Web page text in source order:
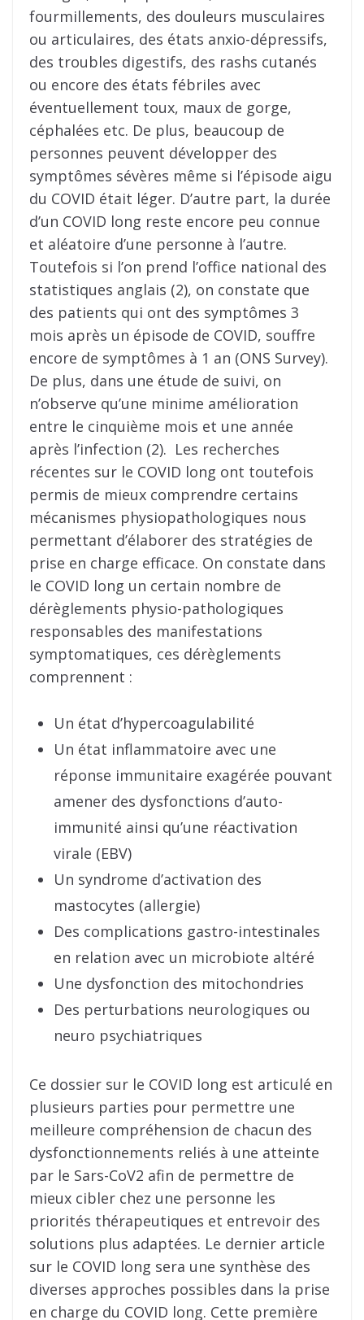
fourmillements, des douleurs musculaires
ou articulaires, des états anxio-dépressifs,
des troubles digestifs, des rashs cutanés
ou encore des états fébriles avec
éventuellement toux, maux de gorge,
céphalées etc. De plus, beaucoup de
personnes peuvent développer des
symptômes sévères même si l’épisode aigu
du COVID était léger. D’autre part, la durée
d’un COVID long reste encore peu connue
et aléatoire d’une personne à l’autre.
Toutefois si l’on prend l’office national des
statistiques anglais (2), on constate que
des patients qui ont des symptômes 3
mois après un épisode de COVID, souffre
encore de symptômes à 1 an (ONS Survey).
De plus, dans une étude de suivi, on
n’observe qu’une minime amélioration
entre le cinquième mois et une année
après l’infection (2). Les recherches
récentes sur le COVID long ont toutefois
permis de mieux comprendre certains
mécanismes physiopathologiques nous
permettant d’élaborer des stratégies de
prise en charge efficace. On constate dans
le COVID long un certain nombre de
dérèglements physio-pathologiques
responsables des manifestations
symptomatiques, ces dérèglements
comprennent :
Un état d’hypercoagulabilité
Un état inflammatoire avec une
réponse immunitaire exagérée pouvant
amener des dysfonctions d’auto-
immunité ainsi qu’une réactivation
virale (EBV)
Un syndrome d’activation des
mastocytes (allergie)
Des complications gastro-intestinales
en relation avec un microbiote altéré
Une dysfonction des mitochondries
Des perturbations neurologiques ou
neuro psychiatriques
Ce dossier sur le COVID long est articulé en
plusieurs parties pour permettre une
meilleure compréhension de chacun des
dysfonctionnements reliés à une atteinte
par le Sars-CoV2 afin de permettre de
mieux cibler chez une personne les
priorités thérapeutiques et entrevoir des
solutions plus adaptées. Le dernier article
sur le COVID long sera une synthèse des
diverses approches possibles dans la prise
en charge du COVID long. Cette première